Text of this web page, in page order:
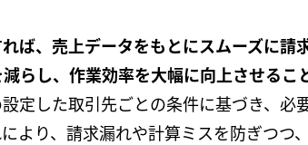
ば、売上データをもとにスムーズに請
らし、作業効率を大幅に向上させるこ
定した取引先ごとの条件に基づき、必
より、請求漏れや計算ミスを防ぎつつ